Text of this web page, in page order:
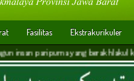
Fasilitas
Ekstrakurikuler
paripurna yang berakhlakul